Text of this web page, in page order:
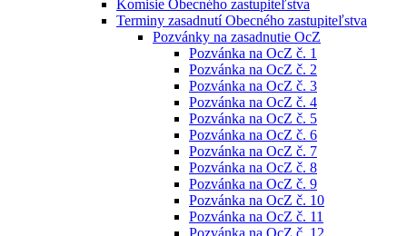
Komisie Obecného zastupiteľstva
Terminy zasadnutí Obecného zastupiteľstva
Pozvánky na zasadnutie OcZ
Pozvánka na OcZ č. 1
Pozvánka na OcZ č. 2
Pozvánka na OcZ č. 3
Pozvánka na OcZ č. 4
Pozvánka na OcZ č. 5
Pozvánka na OcZ č. 6
Pozvánka na OcZ č. 7
Pozvánka na OcZ č. 8
Pozvánka na OcZ č. 9
Pozvánka na OcZ č. 10
Pozvánka na OcZ č. 11
Pozvánka na OcZ č. 12